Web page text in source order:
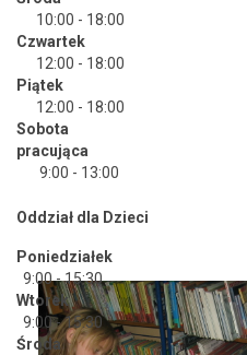
10:00 - 18:00
Czwartek
12:00 - 18:00
Piątek
12:00 - 18:00
Sobota
pracująca
9:00 - 13:00
Oddział dla Dzieci
Poniedziałek
9:00 - 15:30
Wtorek
9:00 - 15:30
Środa